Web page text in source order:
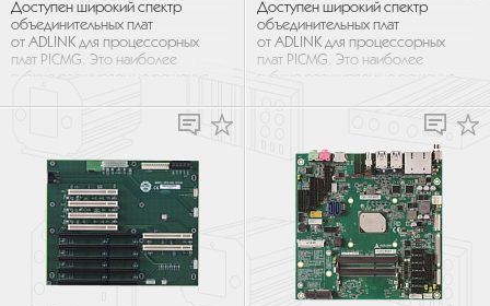
Доступен широкий спектр
объединительных плат
от ADLINK для процессорных
плат PICMG. Это наиболее
гибкие расширяемые решения
приложений, требующих
большого количества слотов...
Доступен широкий спектр
объединительных плат
от ADLINK для процессорных
плат PICMG. Это наиболее
гибкие расширяемые решения
приложений, требующих
большого количества слотов...